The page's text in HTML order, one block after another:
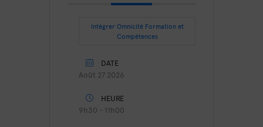
Intégrer Omnicité Formation et
Compétences
DATE
Août 27 2026
HEURE
9h30 - 11h00